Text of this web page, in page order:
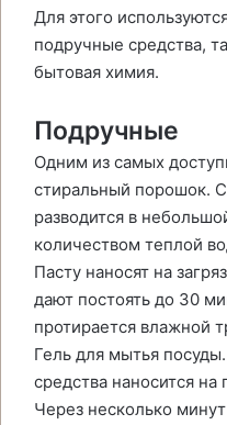
Для этого
подручные средства,
бытовая химия.
Подручные
Одним из самых
стиральный порошок.
разводится в
количеством теплой
Пасту наносят на
дают постоять до 30
протирается влажной
Гель для мытья
средства наносится на
Через несколько